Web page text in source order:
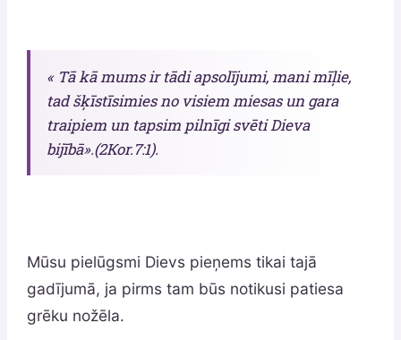
« Tā kā mums ir tādi apsolījumi, mani mīļie,
tad šķīstīsimies no visiem miesas un gara
traipiem un tapsim pilnīgi svēti Dieva
bijībā».(2Коr.7:1).
Mūsu pielūgsmi Dievs pieņems tikai tajā
gadījumā, ja pirms tam būs notikusi patiesa
grēku nožēla.